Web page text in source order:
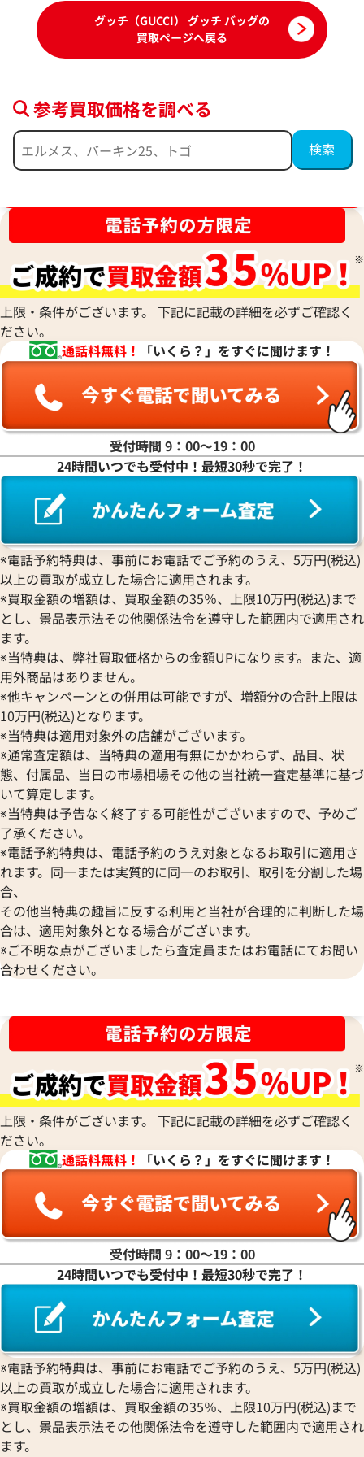
グッチ GGクリスタル トートバッグ コー
ティングキャンバス
参考買取価格
57,000円
2026年7月17日時点
グッチ プリンシー
ダーバッグ キャン
参考買取価格
48,000円
2025年10月17日
グッチ ホースビット1955 GGスプリーム
ショルダーバッグ PVC
参考買取価格
42,000円
2026年6月3日時点
グッチ ディアマ
バス
39,000円
2026年7月17日時
グッチ GGブルームス バンブー ハンドバ
ッグ キャンバス
参考買取価格
2026年7月17日時点
グッチ オールド
PVC
参考買取価格
2025年11月17日
グッチ（GUCCI） グッチ バッグの
買取ページへ戻る
参考買取価格を調べる
上限・条件がございます。 下記に記載の詳細を必ずご確認く
ださい。
通話料無料！
「いくら？」をすぐに聞けます！
受付時間 9：00〜19：00
24時間いつでも受付中！最短30秒で完了！
※電話予約特典は、事前にお電話でご予約のうえ、5万円(税込)
以上の買取が成立した場合に適用されます。
※買取金額の増額は、買取金額の35％、上限10万円(税込)まで
とし、景品表示法その他関係法令を遵守した範囲内で適用され
ます。
※当特典は、弊社買取価格からの金額UPになります。また、適
用外商品はありません。
※他キャンペーンとの併用は可能ですが、増額分の合計上限は
10万円(税込)となります。
※当特典は適用対象外の店舗がございます。
※通常査定額は、当特典の適用有無にかかわらず、品目、状
態、付属品、当日の市場相場その他の当社統一査定基準に基づ
いて算定します。
※当特典は予告なく終了する可能性がございますので、予めご
了承ください。
※電話予約特典は、電話予約のうえ対象となるお取引に適用さ
れます。同一または実質的に同一のお取引、取引を分割した場
合、
その他当特典の趣旨に反する利用と当社が合理的に判断した場
合は、適用対象外となる場合がございます。
※ご不明な点がございましたら査定員またはお電話にてお問い
合わせください。
上限・条件がございます。 下記に記載の詳細を必ずご確認く
ださい。
通話料無料！
「いくら？」をすぐに聞けます！
受付時間 9：00〜19：00
24時間いつでも受付中！最短30秒で完了！
※電話予約特典は、事前にお電話でご予約のうえ、5万円(税込)
以上の買取が成立した場合に適用されます。
※買取金額の増額は、買取金額の35％、上限10万円(税込)まで
とし、景品表示法その他関係法令を遵守した範囲内で適用され
ます。